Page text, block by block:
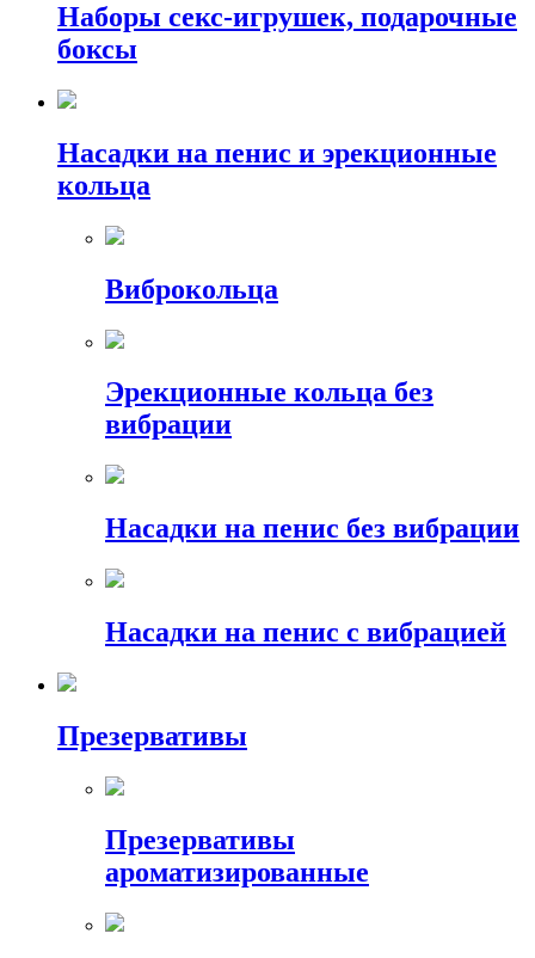
Наборы секс-игрушек, подарочные
боксы
Насадки на пенис и эрекционные
кольца
Виброкольца
Эрекционные кольца без
вибрации
Насадки на пенис без вибрации
Насадки на пенис с вибрацией
Презервативы
Презервативы
ароматизированные